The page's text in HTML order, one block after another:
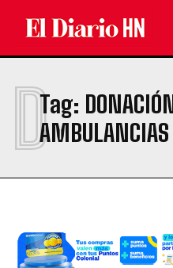
Tag:
AMBULANCIAS
D